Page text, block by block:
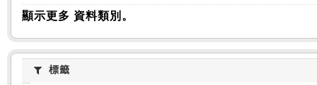
顯示更多 資料類別。
標籤標籤